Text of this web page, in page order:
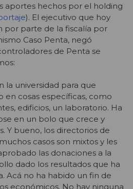
aportes hechos por el holding
). El ejecutivo que hoy
por parte de la fiscalía por
Caso Penta, negó
de Penta se
la universidad para que
en cosas específicas, como
edificios, un laboratorio. Ha
en un bolo que crece y
Y bueno, los directorios de
casos son mixtos y les
las donaciones a la
dado los resultados que ha
Acá no ha habido un fin de
económicos. No hay ninguna